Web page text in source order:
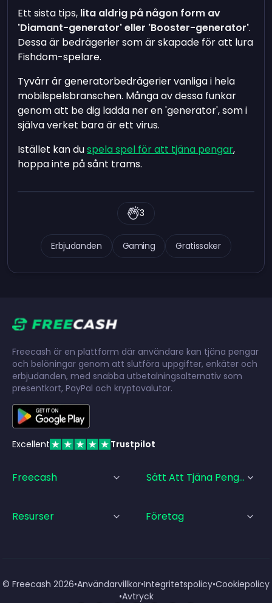
Ett sista tips, lita aldrig på någon form av
'Diamant-generator' eller 'Booster-generator'.
Dessa är bedrägerier som är skapade för att lura
Fishdom-spelare.
Tyvärr är generatorbedrägerier vanliga i hela
mobilspelsbranschen. Många av dessa funkar
genom att be dig ladda ner en 'generator', som i
själva verket bara är ett virus.
Istället kan duspela spel för att tjäna pengar,
hoppa inte på sånt trams.
Erbjudanden Gaming Gratissaker
3
Freecash är en plattform där användare kan tjäna pengar
och belöningar genom att slutföra uppgifter, enkäter och
erbjudanden, med snabba utbetalningsalternativ som
presentkort, PayPal och kryptovalutor.
Excellent Trustpilot
Freecash Sätt Att Tjäna Pengar
Resurser Företag
© Freecash 2026•Användarvillkor•Integritetspolicy•Cookiepolicy
•Avtryck